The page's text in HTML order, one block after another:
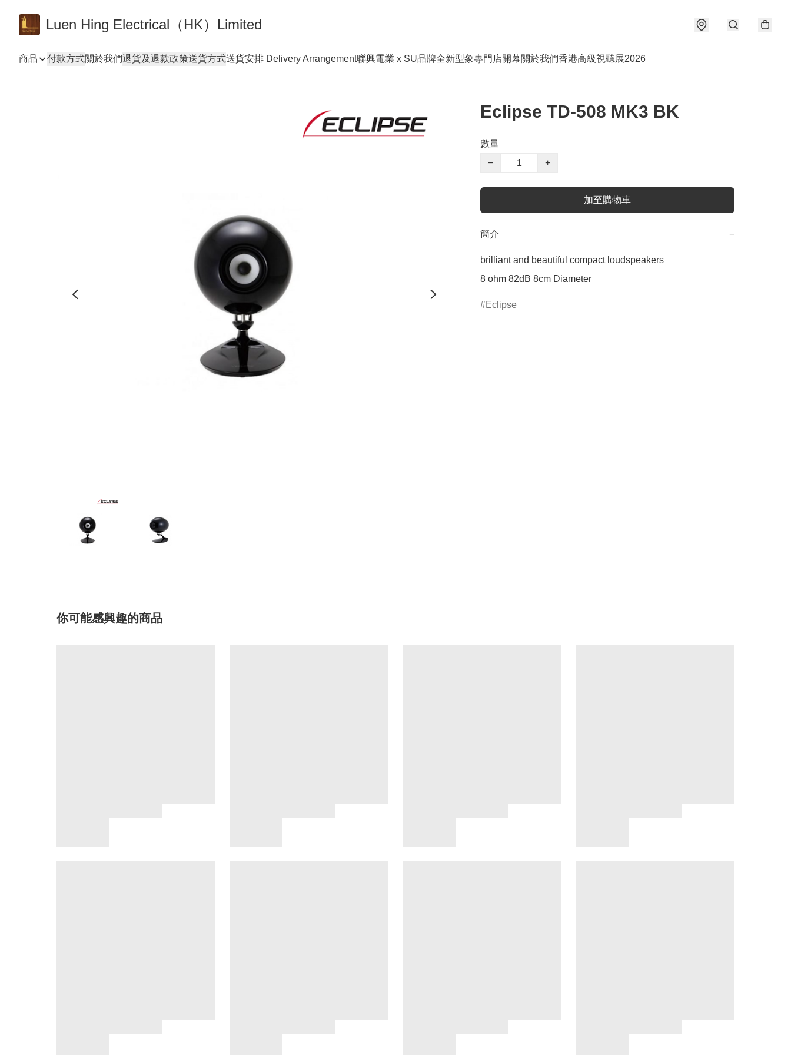
Luen Hing Electrical（HK）Limited
商品 付款方式關於我們退貨及退款政策送貨方式送貨安排 Delivery Arrangement聯興電業 x SU品牌全新型象專門店開幕關於我們香港高級視聽展2026
Eclipse TD-508 MK3 BK
數量
−
+
加至購物車
簡介 −
brilliant and beautiful compact loudspeakers
8 ohm 82dB 8cm Diameter
Eclipse
你可能感興趣的商品